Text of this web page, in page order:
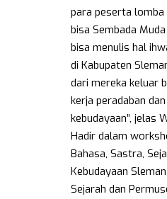
para peserta lomba
bisa Sembada
bisa menulis hal
di Kabupaten
dari mereka keluar
kerja peradaban
kebudayaan”, jelas
Hadir dalam
Bahasa, Sastra,
Kebudayaan
Sejarah dan